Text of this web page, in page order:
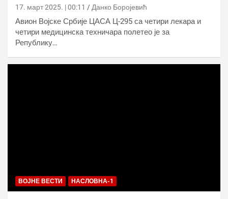
17. март 2025. | 00:11 Данко Боројевић
Авион Војске Србије ЦАСА Ц-295 са четири лекара и
четири медицинска техничара полетео је за
Републику…
ВОЈНЕ ВЕСТИ НАСЛОВНА-1